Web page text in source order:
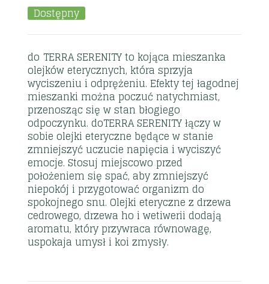
Dostępny
dōTERRA SERENITY to kojąca mieszanka
olejków eterycznych, która sprzyja
wyciszeniu i odprężeniu. Efekty tej łagodnej
mieszanki można poczuć natychmiast,
przenosząc się w stan błogiego
odpoczynku. doTERRA SERENITY łączy w
sobie olejki eteryczne będące w stanie
zmniejszyć uczucie napięcia i wyciszyć
emocje. Stosuj miejscowo przed
położeniem się spać, aby zmniejszyć
niepokój i przygotować organizm do
spokojnego snu. Olejki eteryczne z drzewa
cedrowego, drzewa ho i wetiwerii dodają
aromatu, który przywraca równowagę,
uspokaja umysł i koi zmysły.